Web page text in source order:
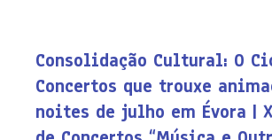
Consolidação Cultural: O
Concertos que trouxe
noites de julho em Évora |